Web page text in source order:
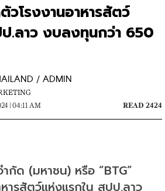
ตัวโรงงานอาหารสัตว์
.ลาว งบลงทุนกว่า 650
/ ADMIN
| 04:11 AM
READ 2424
กัด (มหาชน) หรือ “BTG”
ารสัตว์แห่งแรกใน สปป.ลาว